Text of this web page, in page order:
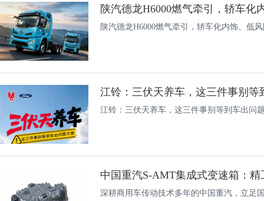
陕汽德龙H6000燃气牵引，轿车化内饰、低
江铃：三伏天养车，这三件事别等
江铃：三伏天养车，这三件事别等到车出问
深耕商用车传动技术多年的中国重汽，立足